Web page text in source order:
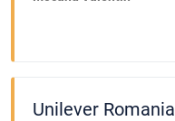
Unilever Romania